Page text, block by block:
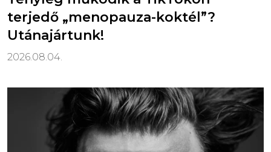
terjedő „menopauza-koktél”?
Utánajártunk!
2026.08.04.